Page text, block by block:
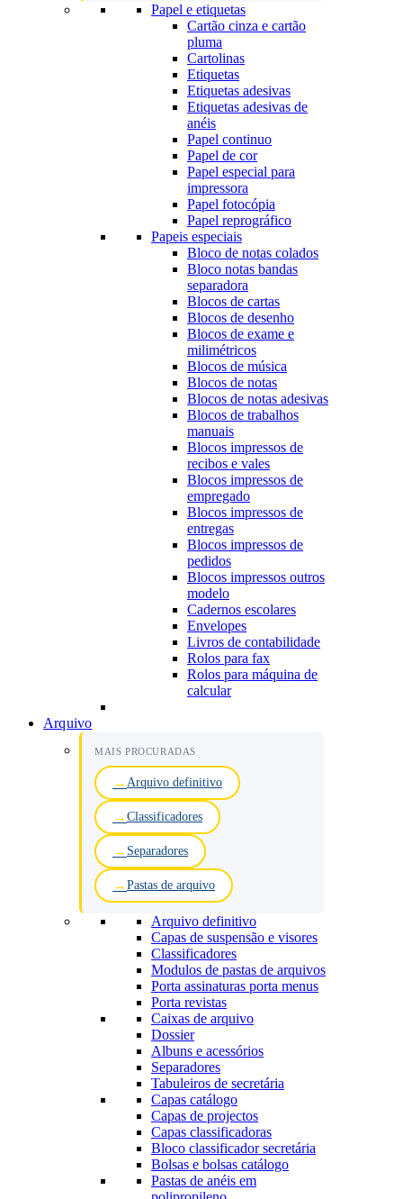
Papel e etiquetas
Cartão cinza e cartão
pluma
Cartolinas
Etiquetas
Etiquetas adesivas
Etiquetas adesivas de
anéis
Papel continuo
Papel de cor
Papel especial para
impressora
Papel fotocópia
Papel reprográfico
Papeis especiais
Bloco de notas colados
Bloco notas bandas
separadora
Blocos de cartas
Blocos de desenho
Blocos de exame e
milimétricos
Blocos de música
Blocos de notas
Blocos de notas adesivas
Blocos de trabalhos
manuais
Blocos impressos de
recibos e vales
Blocos impressos de
empregado
Blocos impressos de
entregas
Blocos impressos de
pedidos
Blocos impressos outros
modelo
Cadernos escolares
Envelopes
Livros de contabilidade
Rolos para fax
Rolos para máquina de
calcular
Arquivo
MAIS PROCURADAS
Arquivo definitivo
Classificadores
Separadores
Pastas de arquivo
Arquivo definitivo
Capas de suspensão e visores
Classificadores
Modulos de pastas de arquivos
Porta assinaturas porta menus
Porta revistas
Caixas de arquivo
Dossier
Albuns e acessórios
Separadores
Tabuleiros de secretária
Capas catálogo
Capas de projectos
Capas classificadoras
Bloco classificador secretária
Bolsas e bolsas catálogo
Pastas de anéis em